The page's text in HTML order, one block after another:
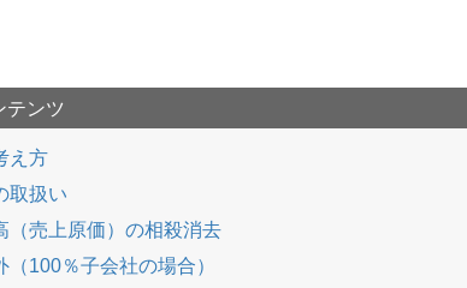
テンツ
え方
取扱い
（売上原価）の相殺消去
100％子会社の場合）